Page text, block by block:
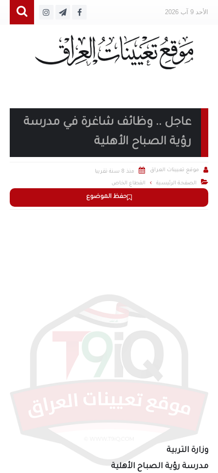
الأحد 9 آب 2026
عاجل .. وظائف شاغرة في مدرسة
رؤية الصباح الأهلية
حفظ الموضوع
 موقع تعيينات العراق  منذ 8 سنة تقريبا
 الصفحة الرئيسية القطاع الخاص
وزارة التربية
مدرسة رؤية الصباح الأهلية